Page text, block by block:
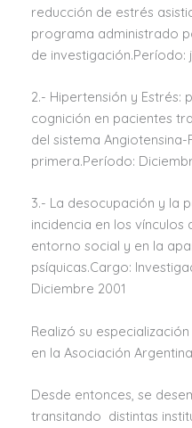
reducción de estrés
programa administrado
de investigación.Período:
2.- Hipertensión y Estrés:
cognición en pacientes
del sistema Angiotensina-
primera.Período:
3.- La desocupación y la
incidencia en los vínculos
entorno social y en la
psíquicas.Cargo:
Diciembre 2001
Realizó su
en la Asociación
Desde entonces, se
transitando distintas